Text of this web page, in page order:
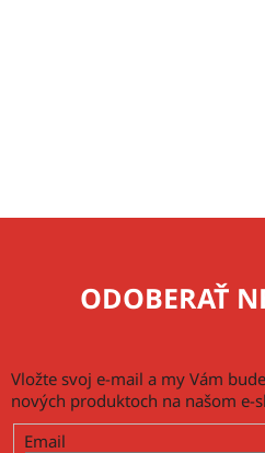
ODOBERAŤ
Vložte svoj e-mail a my Vám
nových produktoch na našom e-
Email